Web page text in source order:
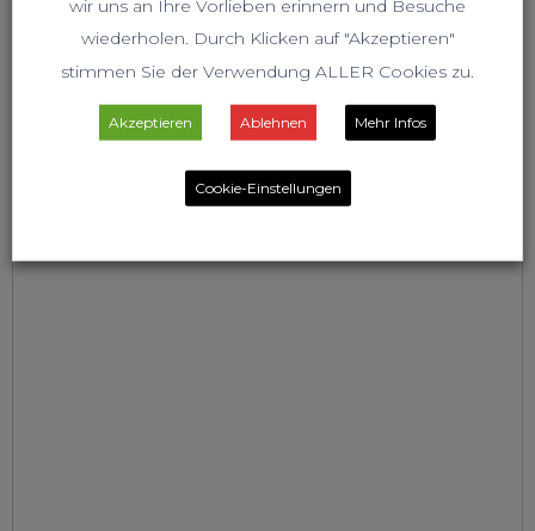
wir uns an Ihre Vorlieben erinnern und Besuche
wiederholen. Durch Klicken auf "Akzeptieren"
stimmen Sie der Verwendung ALLER Cookies zu.
Akzeptieren Ablehnen Mehr Infos
Cookie-Einstellungen